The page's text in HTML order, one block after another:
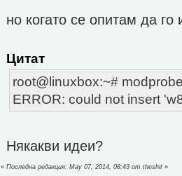
но когато се опитам да
Цитат
root@linuxbox:~#
ERROR: could not insert
Някакви идеи?
«Последна редакция: May 07, 2014, 08:43 от theshit »